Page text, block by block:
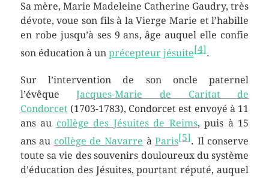
Sa mère, Marie Madeleine Catherine Gaudry, très
dévote, voue son fils à la Vierge Marie et l’habille
en robe jusqu’à ses 9 ans, âge auquel elle confie
son éducation à un précepteur jésuite[4].
Sur l’intervention de son oncle paternel
l’évêqueJacques-Marie de Caritat de
Condorcet (1703-1783), Condorcet est envoyé à 11
ansau collège des Jésuites de Reims, puis à 15
ansau collège de Navarre àParis[5]. Il conserve
toute sa vie des souvenirs douloureux du système
d’éducation des Jésuites, pourtant réputé, auquel